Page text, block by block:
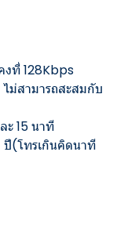
งที่ 128Kbps
ไม่สามารถสะสมกับ
ะ 15 นาที
ปี(โทรเกินคิดนาที